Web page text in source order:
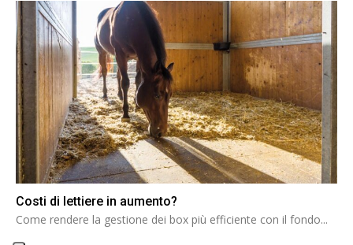
Costi di lettiere in aumento?
Come rendere la gestione dei box più efficiente con il fondo...